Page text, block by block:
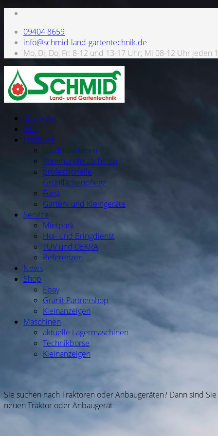
09404 8659
info@schmid-land-gartentechnik.de
Mo, Di, Do, Fr: 8-12 und 13-17 Uhr; Mi 08-12 Uhr jeden
Startseite
Jobs
Produkte
Landmaschinen
Kommunalmaschinen
professionelle
Grünflächenpflege
Forst
Garten- und Kleingeräte
Service
Mietpark
Hol- und Bringdienst
TÜV und DEKRA
Referenzen
News
Shop
Ebay
Granit Partnershop
Kleinanzeigen
Maschinen
aktuelle Lagermaschinen
Technikbörse
Kleinanzeigen
Sie suchen nach Traktoren oder Anbaugeräten? Dann sind
neuen Traktor oder Anbaugerät.